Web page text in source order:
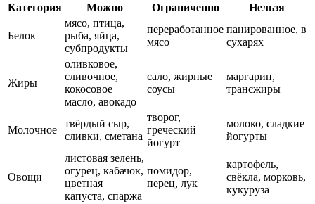
Категория Можно Ограниченно Нельзя
Белок
мясо, птица,
рыба, яйца,
субпродукты
переработанное
мясо
панированное, в
сухарях
Жиры
оливковое,
сливочное,
кокосовое
масло, авокадо
сало, жирные
соусы
маргарин,
трансжиры
Молочное
твёрдый сыр,
сливки, сметана
творог,
греческий
йогурт
молоко, сладкие
йогурты
Овощи
листовая зелень,
огурец, кабачок,
цветная
капуста, спаржа
помидор,
перец, лук
картофель,
свёкла, морковь,
кукуруза